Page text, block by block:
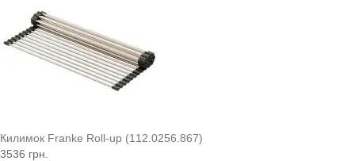
Килимок Franke Roll-up (112.0256.867)
3536 грн.